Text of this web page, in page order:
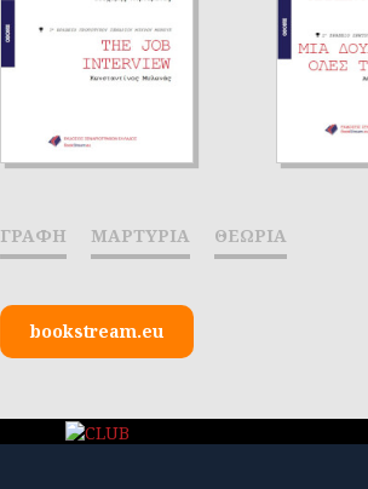
ΓΡΑΦΗ ΜΑΡΤΥΡΙΑ ΘΕΩΡΙΑ
bookstream.eu